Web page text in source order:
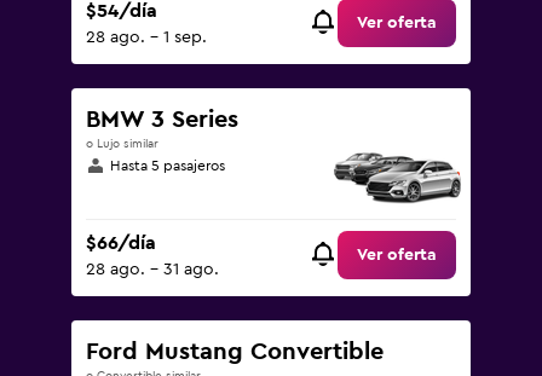
$54/día
28 ago. - 1 sep.
Ver oferta
BMW 3 Series
o Lujo similar
Hasta 5 pasajeros
$66/día
28 ago. - 31 ago.
Ver oferta
Ford Mustang Convertible